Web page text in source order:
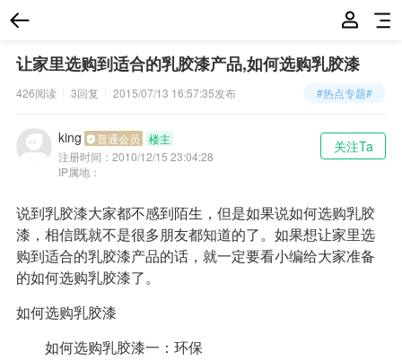
让家里选购到适合的乳胶漆产品,如何选购乳胶漆
#热点专题#
426阅读 3回复 2015/07/13 16:57:35发布
关注Ta
king 普通会员
楼主
注册时间： 2010/12/15 23:04:28
IP属地：
说到乳胶漆大家都不感到陌生，但是如果说如何选购乳胶
漆，相信既就不是很多朋友都知道的了。如果想让家里选
购到适合的乳胶漆产品的话，就一定要看小编给大家准备
的如何选购乳胶漆了。
如何选购乳胶漆
如何选购乳胶漆一：环保